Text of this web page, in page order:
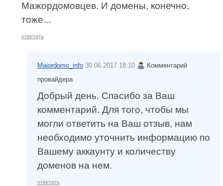
Мажордомовцев. И домены, конечно,
тоже...
ответить
Majordomo_info 30.06.2017 18:10
Комментарий
провайдера
Добрый день. Спасибо за Ваш
комментарий. Для того, чтобы мы
могли ответить на Ваш отзыв, нам
необходимо уточнить информацию по
Вашему аккаунту и количеству
доменов на нем.
ответить